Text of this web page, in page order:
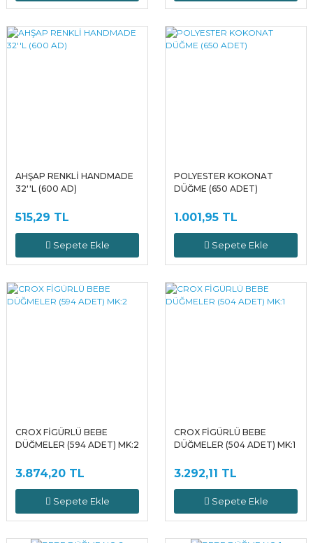
AHŞAP RENKLİ HANDMADE
32''L (600 AD)
515,29 TL
Sepete Ekle
POLYESTER KOKONAT
DÜĞME (650 ADET)
1.001,95 TL
Sepete Ekle
CROX FİGÜRLÜ BEBE
DÜĞMELER (594 ADET) MK:2
3.874,20 TL
Sepete Ekle
CROX FİGÜRLÜ BEBE
DÜĞMELER (504 ADET) MK:1
3.292,11 TL
Sepete Ekle